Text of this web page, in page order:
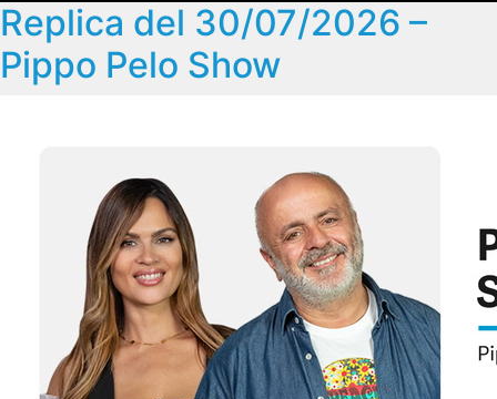
Replica del 30/07/2026 –
Pippo Pelo Show